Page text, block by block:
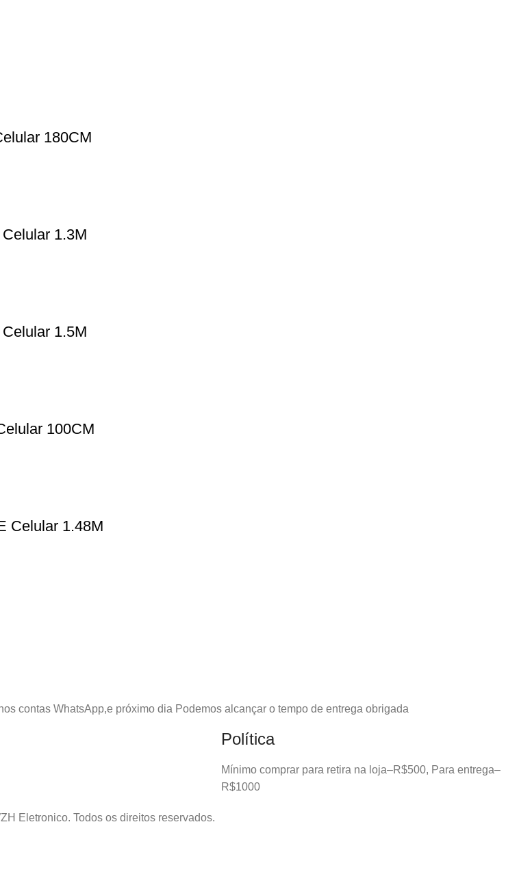
180CM
1.3M
1.5M
100CM
Celular 1.48M
contas WhatsApp,e próximo dia Podemos alcançar o tempo de entrega obrigada
Política
Mínimo comprar para retira na loja–R$500, Para entrega–
R$1000
Eletronico. Todos os direitos reservados.